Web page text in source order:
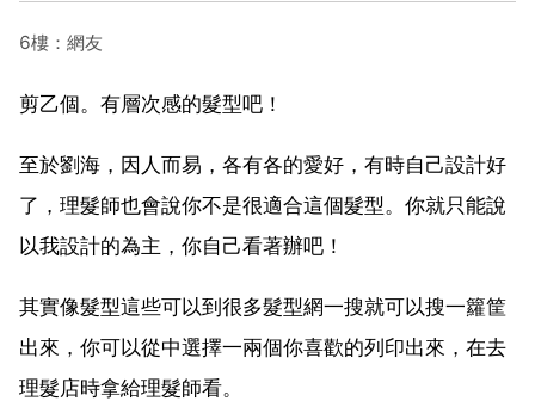
6樓：網友
剪乙個。有層次感的髮型吧！
至於劉海，因人而易，各有各的愛好，有時自己設計好
了，理髮師也會說你不是很適合這個髮型。你就只能說
以我設計的為主，你自己看著辦吧！
其實像髮型這些可以到很多髮型網一搜就可以搜一籮筐
出來，你可以從中選擇一兩個你喜歡的列印出來，在去
理髮店時拿給理髮師看。